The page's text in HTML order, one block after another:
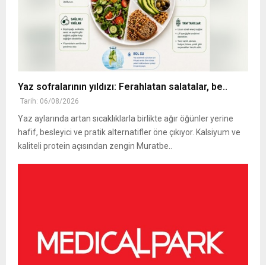
Yaz sofralarının yıldızı: Ferahlatan salatalar, be..
Tarih: 06/08/2026
Yaz aylarında artan sıcaklıklarla birlikte ağır öğünler yerine
hafif, besleyici ve pratik alternatifler öne çıkıyor. Kalsiyum ve
kaliteli protein açısından zengin Muratbe..